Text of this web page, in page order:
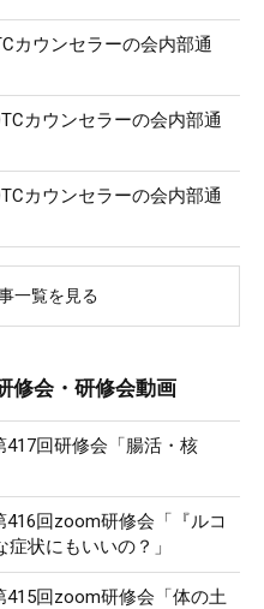
カウンセラーの会内部通
カウンセラーの会内部通
カウンセラーの会内部通
一覧を見る
会・研修会動画
417回研修会「腸活・核
416回zoom研修会「『ルコ
症状にもいいの？」
415回zoom研修会「体の土